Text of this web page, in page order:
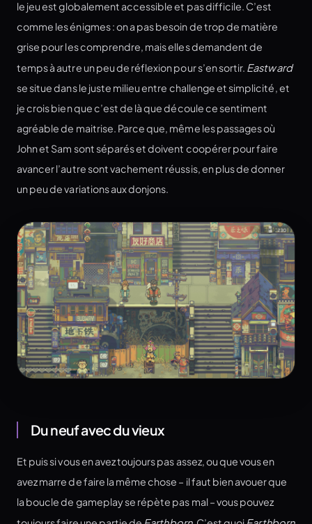
le jeu est globalement accessible et pas difficile. C’est
comme les énigmes : on a pas besoin de trop de matière
grise pour les comprendre, mais elles demandent de
temps à autre un peu de réflexion pour s’en sortir. Eastward
se situe dans le juste milieu entre challenge et simplicité, et
je crois bien que c’est de là que découle ce sentiment
agréable de maitrise. Parce que, même les passages où
John et Sam sont séparés et doivent coopérer pour faire
avancer l’autre sont vachement réussis, en plus de donner
un peu de variations aux donjons.
Du neuf avec du vieux
Et puis si vous en avez toujours pas assez, ou que vous en
avez marre de faire la même chose – il faut bien avouer que
la boucle de gameplay se répète pas mal – vous pouvez